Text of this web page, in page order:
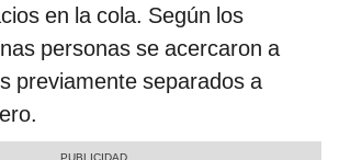
en la cola. Según los
personas se acercaron a
previamente separados a